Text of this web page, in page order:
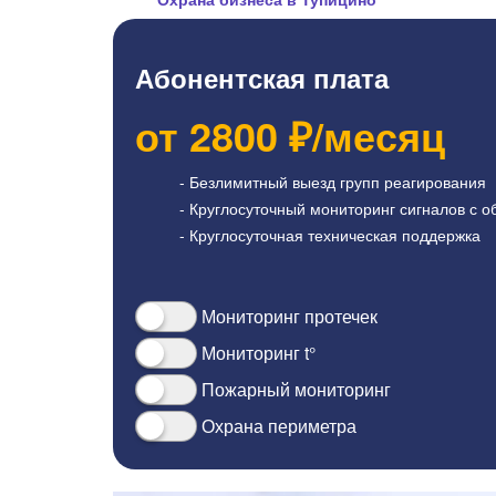
Абонентская плата
от 2800 ₽/месяц
- Безлимитный выезд групп реагирования
- Круглосуточный мониторинг сигналов с
- Круглосуточная техническая поддержка
Мониторинг протечек
Мониторинг t°
Пожарный мониторинг
Охрана периметра